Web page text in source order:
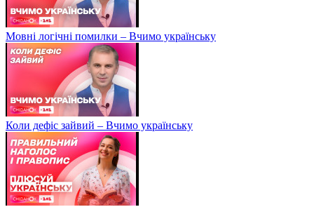
Мовні логічні помилки – Вчимо українську
Коли дефіс зайвий – Вчимо українську